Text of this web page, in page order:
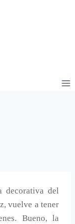
decorativa del
vuelve a tener
Bueno, la